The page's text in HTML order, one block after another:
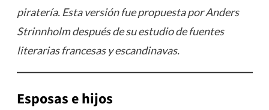
piratería. Esta versión fue propuesta por Anders
Strinnholm después de su estudio de fuentes
literarias francesas y escandinavas.
Esposas e hijos